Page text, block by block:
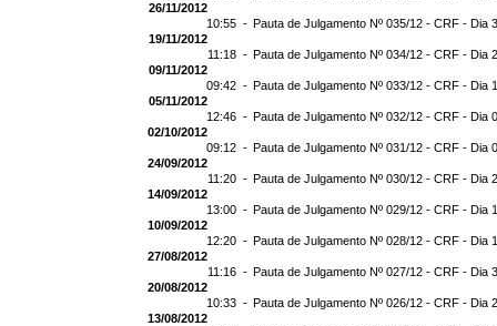
26/11/2012
10:55 - Pauta de Julgamento Nº 035/12 - CRF - Dia
19/11/2012
11:18 - Pauta de Julgamento Nº 034/12 - CRF - Dia
09/11/2012
09:42 - Pauta de Julgamento Nº 033/12 - CRF - Dia
05/11/2012
12:46 - Pauta de Julgamento Nº 032/12 - CRF - Dia
02/10/2012
09:12 - Pauta de Julgamento Nº 031/12 - CRF - Dia
24/09/2012
11:20 - Pauta de Julgamento Nº 030/12 - CRF - Dia
14/09/2012
13:00 - Pauta de Julgamento Nº 029/12 - CRF - Dia
10/09/2012
12:20 - Pauta de Julgamento Nº 028/12 - CRF - Dia
27/08/2012
11:16 - Pauta de Julgamento Nº 027/12 - CRF - Dia
20/08/2012
10:33 - Pauta de Julgamento Nº 026/12 - CRF - Dia
13/08/2012